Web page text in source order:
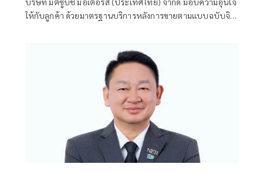
ให้กับลูกค้า ด้วยมาตรฐานบริการหลังการขายตามแบบฉบับจิต